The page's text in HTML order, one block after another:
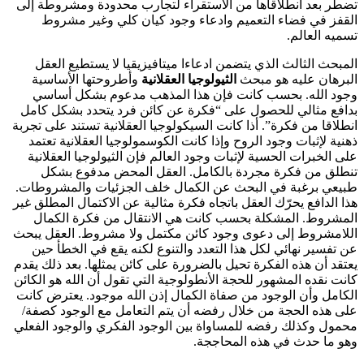
تضطر بعد انطلاقاها من الاستقراء لتجارب محدودة ومشروطة إلى
القفز في فضاء التعميم وادعاء وجود كيان كلي وغير مشروط
تسميه العالم.
المبحث الثالث الذي يتضمن ادعاءا ميتافيزيقيا لا يستطيع العقل
البرهان عليه هو مبحث الثيولوجيا العقلانية وأطروحتها الأساسية
وجود الله. بحسب كانت فإن هذا المذهب مدعوم بشكل أساسي
بدافع مثالي للحصول على “فكرة عن كائن فرد يتحدد بشكل كامل
انطلاقا من فكرة”. أذا كانت السيكولوجيا العقلانية تستند على تجربة
ذهنية لإثبات وجود الروح وإذا كانت الكوسمولوجيا العقلانية تعتمد
على الخبرات الحسية لإثبات وجود العالم فإن الثيولوجيا العقلانية
تنطلق من فكرة مجردة بالكامل. العقل المحض مدفوع بشكل
طبيعي برغبة في البحث عن الكمال خلف الجزئيات والمشروطات.
هذا الدافع يحرّك العقل باتجاه فكرة مثالية عن الاكتمال المطلق غير
المشروط. المشكلة بحسب كانت هي الانتقال من فكرة الكمال
اللامشروط إلى دعوى وجود كائن مكتمل ولا مشروط. العقل يبحث
عن تفسير نهائي لكل هذا التعدد والتنوع لكنه يقع في الخطأ حين
يعتقد أن هذه الفكرة تحيل بالضرورة على كائن يمثلها. بعد ذلك يقدم
كانت نقده المشهور للحجة الأنطولوجية التي تقول أن الله هو الكائن
الكامل وأن الوجود من صفاة الكمال إذن الله موجود. يعترض كانت
على هذه الحجة من خلال رفضه أن يتم التعامل مع الوجود كصفة/
محمول وكذلك رفضه للمساواة بين الوجود الفكري والوجود الفعلي
وهو ما حدث في هذه المحاججة.